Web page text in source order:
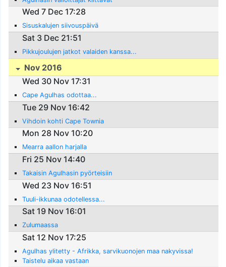
Wed 7 Dec 17:28
Sisuskalujen siivouspäivä
Sat 3 Dec 21:51
Pikkujoulujen jatkot valaiden kanssa...
Nov 2016
Wed 30 Nov 17:31
Cape Agulhas odottaa...
Tue 29 Nov 16:42
Vihdoin kohti Cape Townia
Mon 28 Nov 10:20
Mearra aallon harjalla
Fri 25 Nov 14:40
Takaisin Agulhasin pyörteisiin
Wed 23 Nov 16:51
Tuuli-ikkunaa odotellessa...
Sat 19 Nov 16:01
Zulumaassa
Sat 12 Nov 17:25
Agulhas ylitetty - Afrikka, sarvikuonojen maa nakyvissa!
Taistelu aikaa vastaan